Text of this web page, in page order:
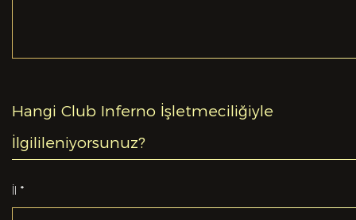
Hangi Club Inferno İşletmeciliğiyle
İlgilileniyorsunuz?
İl *
Yabancı Dil *